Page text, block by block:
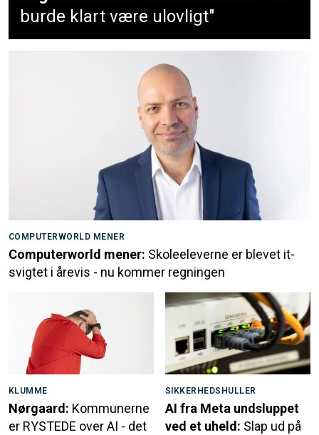
burde klart være ulovligt"
COMPUTERWORLD MENER
Computerworld mener: Skoleeleverne er blevet it-
svigtet i årevis - nu kommer regningen
KLUMME
Nørgaard: Kommunerne
er RYSTEDE over AI - det
SIKKERHEDSHULLER
AI fra Meta undsluppet
ved et uheld: Slap ud på